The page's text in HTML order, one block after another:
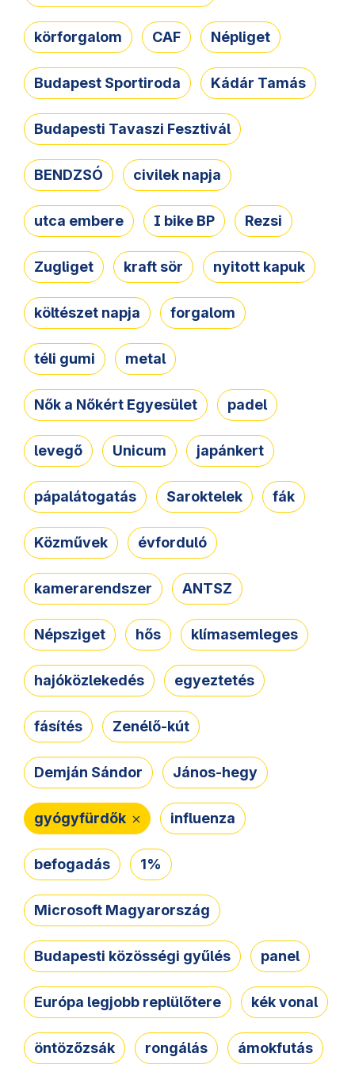
körforgalom CAF Népliget
Budapest Sportiroda Kádár Tamás
Budapesti Tavaszi Fesztivál
BENDZSÓ civilek napja
utca embere I bike BP Rezsi
Zugliget kraft sör nyitott kapuk
költészet napja forgalom
téli gumi metal
Nők a Nőkért Egyesület padel
levegő Unicum japánkert
pápalátogatás Saroktelek fák
Közművek évforduló
kamerarendszer ANTSZ
Népsziget hős klímasemleges
hajóközlekedés egyeztetés
fásítés Zenélő-kút
Demján Sándor János-hegy
gyógyfürdők influenza
befogadás 1%
Microsoft Magyarország
Budapesti közösségi gyűlés panel
Európa legjobb replülőtere kék vonal
öntözőzsák rongálás ámokfutás